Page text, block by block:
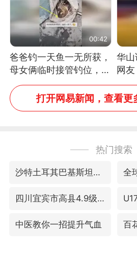
源
00:42
爸爸钓一天鱼一无所获，
母女俩临时接管钓位，用
玩具鱼竿钓上大鱼
华山
网
捡，
打开网易新闻，查看更
热门搜索
沙特土耳其巴基斯坦签署共同防务协议
四川宜宾市高县4.9级地震致1人死亡
中医教你一招提升气血 百